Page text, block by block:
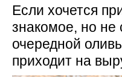
Если хочется
знакомое, но не
очередной
приходит на